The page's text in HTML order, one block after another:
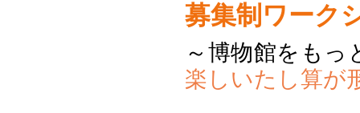
募集制ワーク
～博物館をもっ
楽しいたし算が